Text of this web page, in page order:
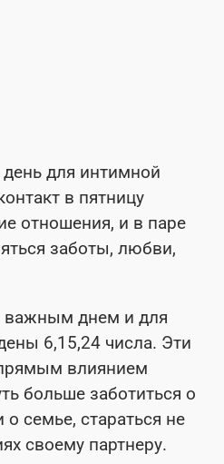
для интимной
в пятницу
отношения, и в паре
заботы, любви,
важным днем и для
6,15,24 числа. Эти
влиянием
больше заботиться о
семье, стараться не
своему партнеру.